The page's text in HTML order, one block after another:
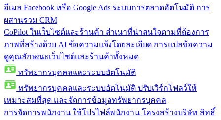
อีเมล Facebook หรือ Google Ads ระบบการตลาดอัตโนมัติ การ
ผสานรวม CRM
CoPilot ในเว็บไซต์และร้านค้า สำเนาที่น่าสนใจตามที่ต้องการ
ภาพที่สร้างด้วย AI ข้อความแจ้งโดยละเอียด การแปลข้อความ
ดูคุณลักษณะเว็บไซต์และร้านค้าทั้งหมด
ทรัพยากรบุคคลและระบบอัตโนมัติ
ทรัพยากรบุคคลและระบบอัตโนมัติ ปรับเวิร์กโฟลว์ให้
เหมาะสมที่สุด และจัดการข้อมูลทรัพยากรบุคคล
การจัดการพนักงาน ใช้โปรไฟล์พนักงาน โครงสร้างบริษัท สิทธิ์